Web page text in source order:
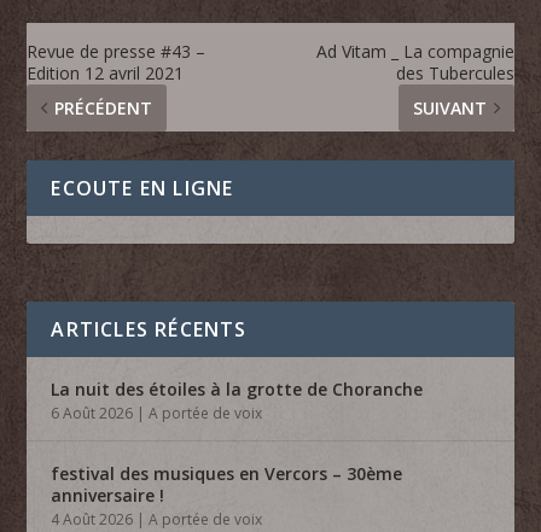
Revue de presse #43 –
Edition 12 avril 2021
PRÉCÉDENT
Ad Vitam _ La compagnie
des Tubercules
SUIVANT
ECOUTE EN LIGNE
ARTICLES RÉCENTS
La nuit des étoiles à la grotte de Choranche
6 Août 2026 |A portée de voix
festival des musiques en Vercors – 30ème
anniversaire !
4 Août 2026 |A portée de voix